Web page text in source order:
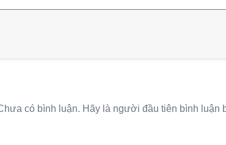
có bình luận. Hãy là người đầu tiên bình luận